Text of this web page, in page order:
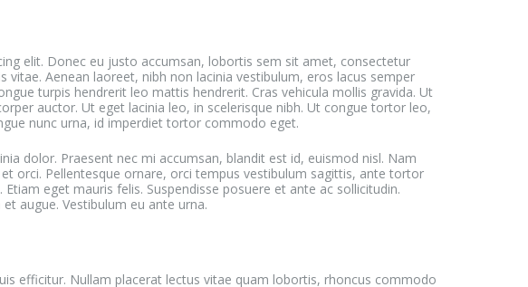
elit. Donec eu justo accumsan, lobortis sem sit amet, consectetur
Aenean laoreet, nibh non lacinia vestibulum, eros lacus semper
turpis hendrerit leo mattis hendrerit. Cras vehicula mollis gravida. Ut
auctor. Ut eget lacinia leo, in scelerisque nibh. Ut congue tortor leo,
nunc urna, id imperdiet tortor commodo eget.
dolor. Praesent nec mi accumsan, blandit est id, euismod nisl. Nam
orci. Pellentesque ornare, orci tempus vestibulum sagittis, ante tortor
eget mauris felis. Suspendisse posuere et ante ac sollicitudin.
augue. Vestibulum eu ante urna.
efficitur. Nullam placerat lectus vitae quam lobortis, rhoncus commodo